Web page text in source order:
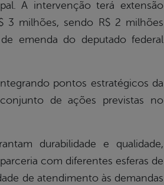
A intervenção terá extensão
3 milhões, sendo R$ 2 milhões
emenda do deputado federal
pontos estratégicos da
de ações previstas no
durabilidade e qualidade,
com diferentes esferas de
de atendimento às demandas